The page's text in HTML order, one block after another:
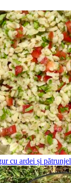
cu ardei și pătrunjel